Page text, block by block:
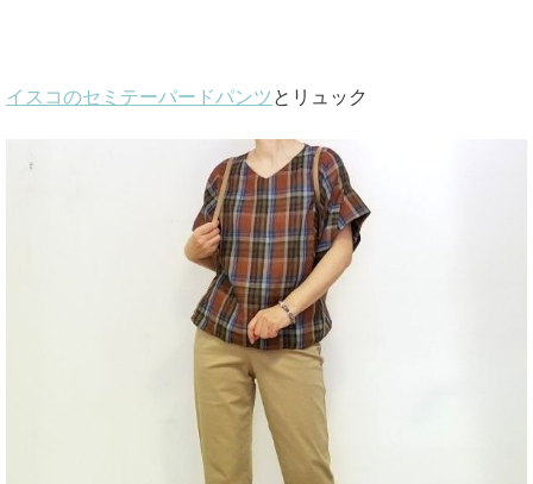
イスコのセミテーパードパンツ とリュック